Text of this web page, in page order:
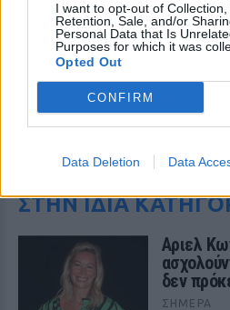
I want to opt-out of Collection,
Retention, Sale, and/or
Personal Data that Is
Purposes for which it was
Opted Out
CONFIRM
Data Deletion Data
ΔΕΙΤΕ ΕΠΙΣΗΣ
ΣΤΗΝ ΙΔΙΑ
Αριελ
δεν
ΣΉΜΕΡΑ